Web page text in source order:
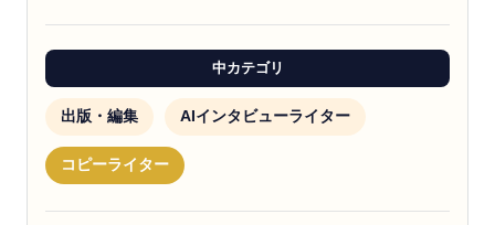
中カテゴリ
出版・編集 AIインタビューライター
コピーライター